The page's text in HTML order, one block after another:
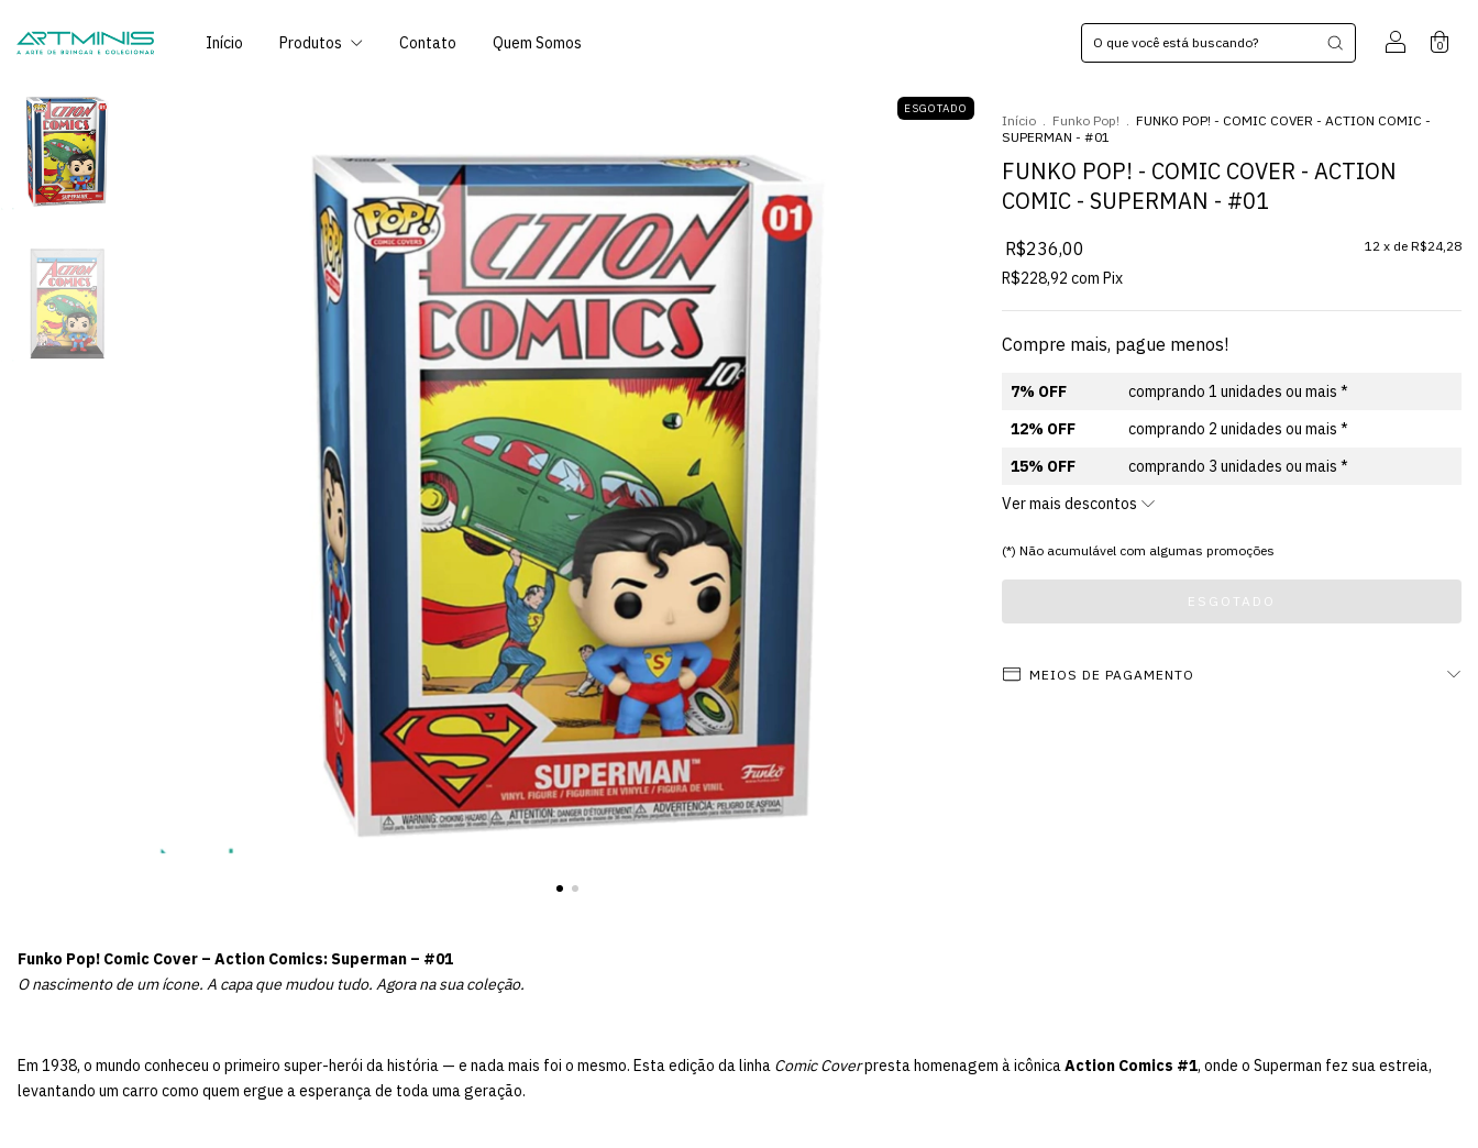
Início Produtos Contato Quem Somos 0
ESGOTADO
Início Funko Pop!
FUNKO POP! - COMIC COVER - ACTION COMIC -
SUPERMAN - #01
FUNKO POP! - COMIC COVER - ACTION
COMIC - SUPERMAN - #01
R$236,00 12 x de R$24,28
R$228,92 com Pix
Compre mais, pague menos!
7% OFF
comprando 1 unidades ou mais *
12% OFF
comprando 2 unidades ou mais *
15% OFF
comprando 3 unidades ou mais *
Ver mais descontos
(*) Não acumulável com algumas promoções
MEIOS DE PAGAMENTO
Funko Pop! Comic Cover – Action Comics: Superman – #01
O nascimento de um ícone. A capa que mudou tudo. Agora na sua coleção.
Em 1938, o mundo conheceu o primeiro super-herói da história — e nada mais foi o mesmo. Esta edição da linha Comic Coverpresta homenagem à icônicaAction Comics #1, onde o Superman fez sua estreia,
levantando um carro como quem ergue a esperança de toda uma geração.